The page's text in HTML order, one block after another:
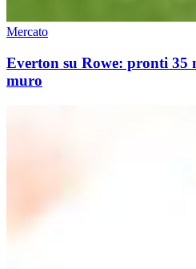
Mercato
Everton su Rowe: pronti 35
muro